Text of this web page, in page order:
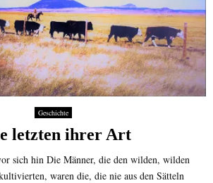
Geschichte
letzten ihrer Art
sich hin Die Männer, die den wilden, wilden
waren die, die nie aus den Sätteln